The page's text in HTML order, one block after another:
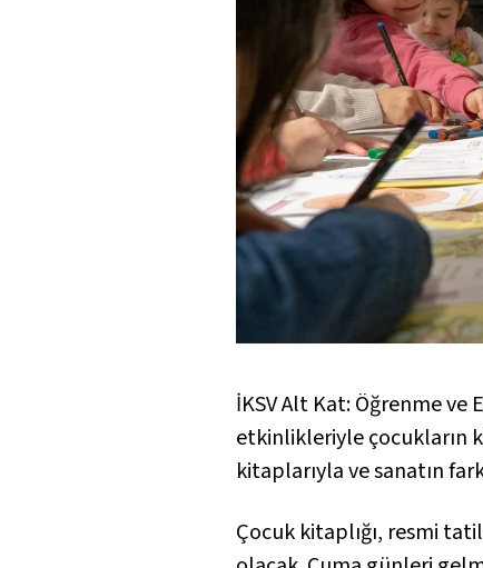
İKSV Alt Kat: Öğrenme
etkinlikleriyle çocukların
kitaplarıyla ve sanatın
Çocuk kitaplığı, resmi